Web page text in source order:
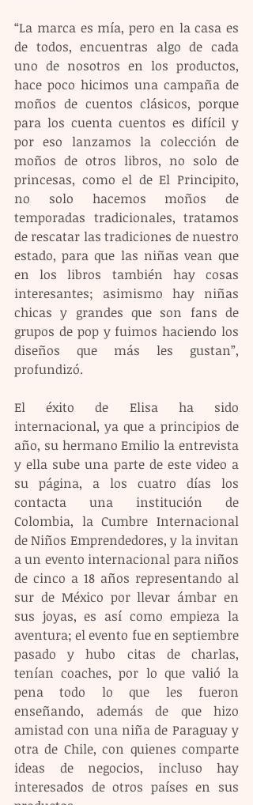
“La marca es mía, pero en la casa es
de todos, encuentras algo de cada
uno de nosotros en los productos,
hace poco hicimos una campaña de
moños de cuentos clásicos, porque
para los cuenta cuentos es difícil y
por eso lanzamos la colección de
moños de otros libros, no solo de
princesas, como el de El Principito,
no solo hacemos moños de
temporadas tradicionales, tratamos
de rescatar las tradiciones de nuestro
estado, para que las niñas vean que
en los libros también hay cosas
interesantes; asimismo hay niñas
chicas y grandes que son fans de
grupos de pop y fuimos haciendo los
diseños que más les gustan”,
profundizó.
El éxito de Elisa ha sido
internacional, ya que a principios de
año, su hermano Emilio la entrevista
y ella sube una parte de este video a
su página, a los cuatro días los
contacta una institución de
Colombia, la Cumbre Internacional
de Niños Emprendedores, y la invitan
a un evento internacional para niños
de cinco a 18 años representando al
sur de México por llevar ámbar en
sus joyas, es así como empieza la
aventura; el evento fue en septiembre
pasado y hubo citas de charlas,
tenían coaches, por lo que valió la
pena todo lo que les fueron
enseñando, además de que hizo
amistad con una niña de Paraguay y
otra de Chile, con quienes comparte
ideas de negocios, incluso hay
interesados de otros países en sus